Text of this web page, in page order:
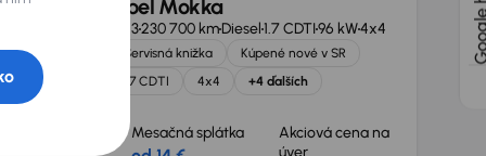
kW
Opel Mokka
2013230 700 kmDiesel1.7 CDTI96 kW4x4
Servisná knižka
Kúpené nové v SR
1.7 CDTI
4x4 +4 ďalších
Mesačná splátka
Akciová cena na
úver